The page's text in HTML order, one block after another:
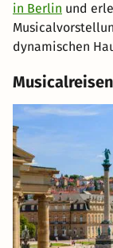
in Berlin und
dynamischen